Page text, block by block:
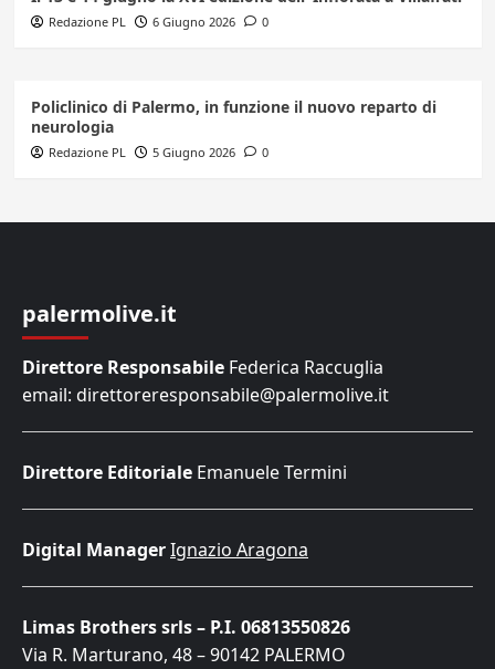
Redazione PL 6 Giugno 2026 0
Policlinico di Palermo, in funzione il nuovo reparto di
neurologia
Redazione PL 5 Giugno 2026 0
palermolive.it
Direttore Responsabile Federica Raccuglia
email: direttoreresponsabile@palermolive.it
Direttore Editoriale Emanuele Termini
Digital ManagerIgnazio Aragona
Limas Brothers srls – P.I. 06813550826
Via R. Marturano, 48 – 90142 PALERMO